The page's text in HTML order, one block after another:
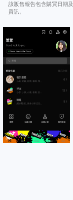
該販售報告包含購買日期
資訊。